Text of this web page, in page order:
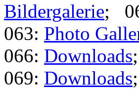
Bildergalerie;
063: Photo
066: Downloads
069: Downloads